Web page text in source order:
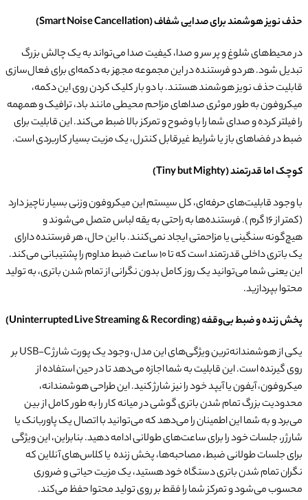
حذف نویز هوشمند برای صدایی شفاف (Smart Noise Cancellation)
در محیط‌های شلوغ و پر سر و صدا، کیفیت صدا می‌تواند به یک چالش بزرگ
تبدیل شود. هر دو فرستنده در این مجموعه مجهز به دکمه‌ای برای فعال‌سازی
قابلیت حذف نویز هوشمند هستند. با دو بار کلیک کردن روی این دکمه،
میکروفون به طور موثری صداهای مزاحم محیطی مانند باد، ترافیک و همهمه
را فیلتر کرده و صدای شما را با وضوح و تمرکز بالا ضبط می‌کند. این قابلیت برای
ضبط در فضاهای باز یا شرایط غیرقابل کنترل، یک مزیت بسیار کاربردی است.
کوچک اما قدرتمند (Tiny but Mighty)
با وجود قابلیت‌های حرفه‌ای، کل سیستم این میکروفون وزنی بسیار ناچیز دارد
(کمتر از ۱6 گرم ). فرستنده‌ها به راحتی به یقه لباس متصل می‌شوند و
هیچ‌گونه سنگینی یا مزاحمتی ایجاد نمی‌کنند. با این حال، هر فرستنده دارای
یک باتری داخلی قدرتمند است که تا ۱۰ ساعت ضبط مداوم را پشتیبانی می‌کند.
این یعنی شما می‌توانید یک روز کامل بدون نگرانی از تمام شدن باتری، به تولید
محتوا بپردازید.
پخش زنده و ضبط بی‌وقفه (Uninterrupted Live Streaming & Recording)
یکی از هوشمندانه‌ترین ویژگی‌های این مدل، وجود یک پورت شارژ USB-C بر
روی گیرنده است. این قابلیت به شما اجازه می‌دهد تا در حین استفاده از
میکروفون، آیفون یا آیپد خود را نیز شارژ کنید. این طراحی هوشمندانه،
محدودیت بزرگ تمام شدن باتری گوشی در میانه کار را به طور کامل از بین
می‌برد و به شما این اطمینان را می‌دهد که می‌توانید با اتصال یک پاوربانک یا
شارژر، جلسات خود را برای ساعت‌های طولانی ادامه دهید. بنابراین، این ویژگی
برای جلسات طولانی ضبط، مصاحبه‌ها، پخش زنده یا کلاس‌های آنلاین که
نگران تمام شدن باتری دستگاه خود هستید، یک مزیت حیاتی و ضروری
محسوب می‌شود و تمرکز شما را فقط بر روی تولید محتوا حفظ می‌کند.